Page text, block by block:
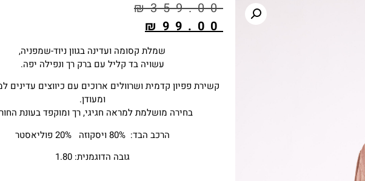
₪359.00
₪ 99.00
שמלת קסומה ועדינה בגוון ניוד-שמפניה,
עשויה בד קליל עם ברק רך ונפילה יפה.
קשירת פפיון קדמית ושרוולים ארוכים עם כיווצים עדינים
ומעודן.
בחירה מושלמת למראה חגיגי, רך ומוקפד בעונת
הרכב הבד: 80% ויסקוזה 20% פוליאסטר
גובה הדוגמנית: 1.80